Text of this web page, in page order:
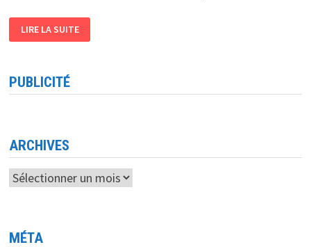
TIRE
SA
PAGE
SE
COMMUNICATIONS
EN
LIGNE
LIRE LA SUITE
PUBLICITÉ
ARCHIVES
Archives
MÉTA